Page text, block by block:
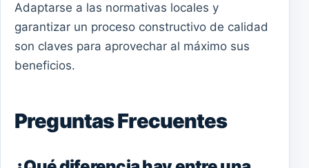
Adaptarse a las normativas locales y
garantizar un proceso constructivo de calidad
son claves para aprovechar al máximo sus
beneficios.
Preguntas Frecuentes